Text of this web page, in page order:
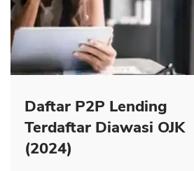
Daftar P2P Lending
Terdaftar Diawasi OJK
(2024)